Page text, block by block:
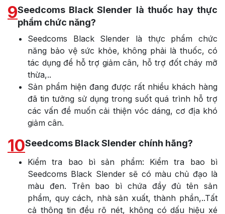
9Seedcoms Black Slender là thuốc hay thực
phẩm chức năng?
Seedcoms Black Slender là thực phẩm chức
năng bảo vệ sức khỏe, không phải là thuốc, có
tác dụng để hỗ trợ giảm cân, hỗ trợ đốt cháy mỡ
thừa,..
Sản phẩm hiện đang được rất nhiều khách hàng
đã tin tưởng sử dụng trong suốt quá trình hỗ trợ
các vấn đề muốn cải thiện vóc dáng, cơ địa khó
giảm cân.
10Seedcoms Black Slender chính hãng?
Kiểm tra bao bì sản phẩm: Kiểm tra bao bì
Seedcoms Black Slender sẽ có màu chủ đạo là
màu đen. Trên bao bì chứa đầy đủ tên sản
phẩm, quy cách, nhà sản xuất, thành phần,..Tất
cả thông tin đều rõ nét, không có dấu hiệu xé